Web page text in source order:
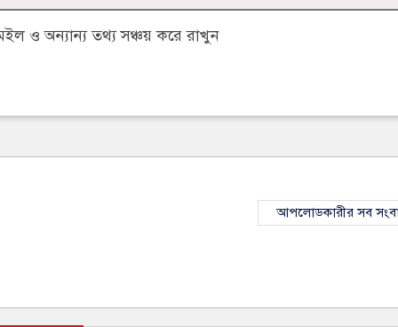
ও অন্যান্য তথ্য সঞ্চয় করে রাখুন
আপলোডকারীর সব